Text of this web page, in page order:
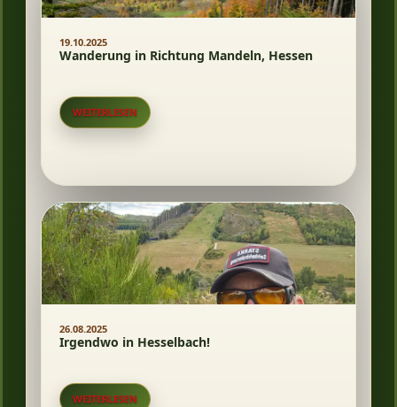
19.10.2025
Wanderung in Richtung Mandeln, Hessen
WEITERLESEN
26.08.2025
Irgendwo in Hesselbach!
WEITERLESEN